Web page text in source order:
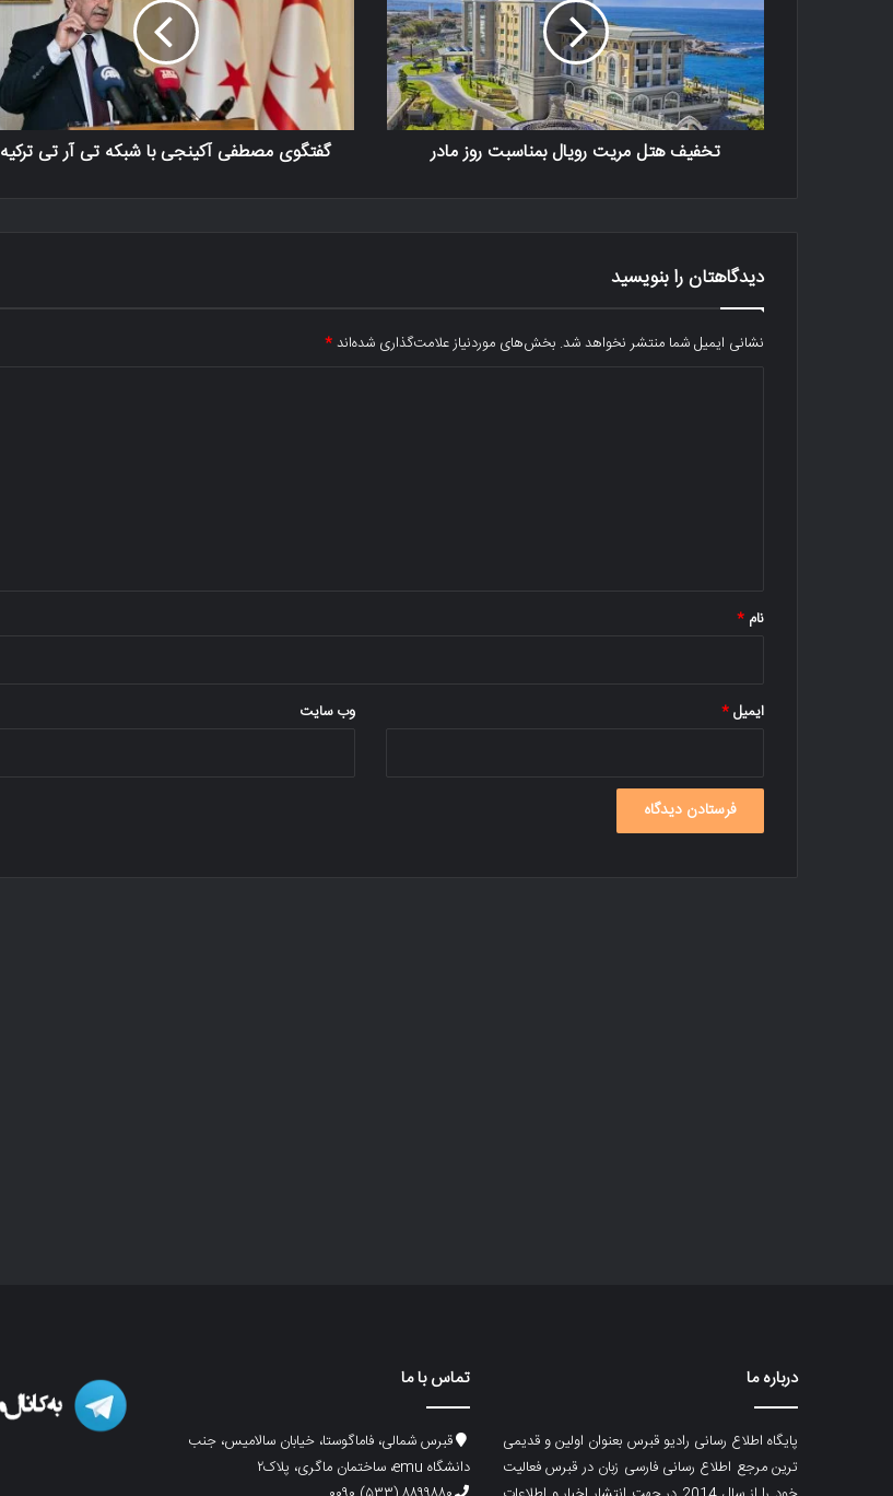
تخفیف هتل مریت رویال بمناسبت روز مادر گفتگوی مصطفی آکینجی با شبکه تی آر تی ترکیه
دیدگاهتان را بنویسید
نشانی ایمیل شما منتشر نخواهد شد. بخش‌های موردنیاز علامت‌گذاری شده‌اند*
نام *
ایمیل* وب‌ سایت
درباره ما
پایگاه اطلاع رسانی رادیو قبرس بعنوان اولین و قدیمی
ترین مرجع اطلاع رسانی فارسی زبان در قبرس فعالیت
تماس با ما
قبرس شمالی، فاماگوستا، خیابان سالامیس، جنب
دانشگاه emu، ساختمان ماگری، پلاک۲